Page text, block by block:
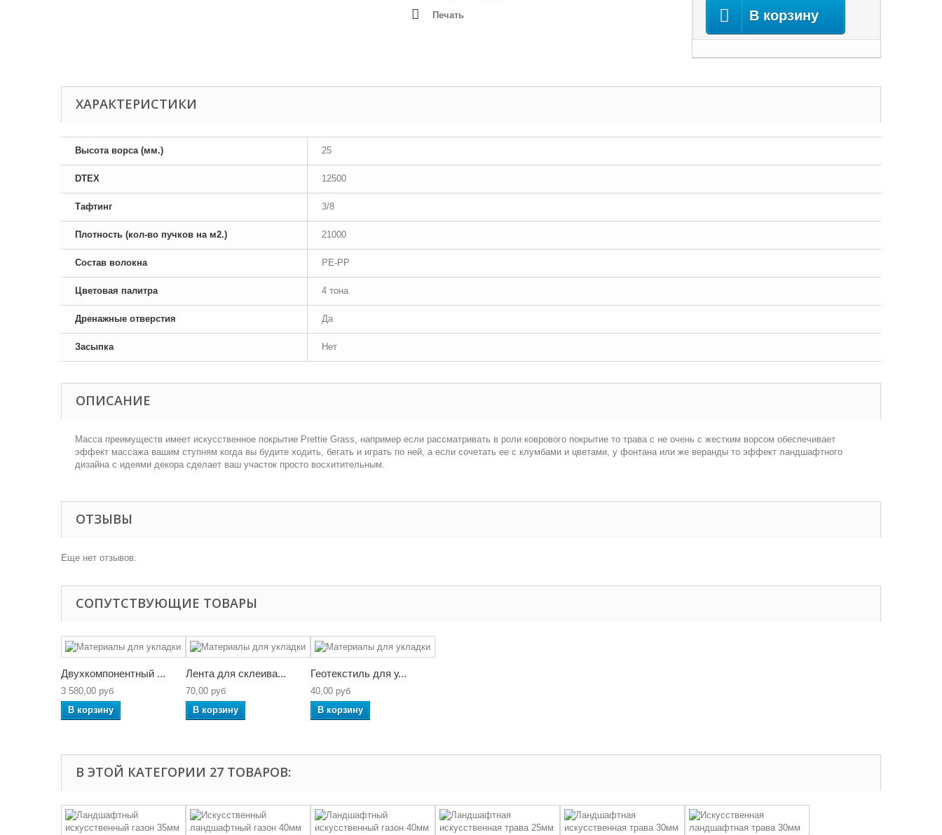
Печать
В корзину
ХАРАКТЕРИСТИКИ
Высота ворса (мм.) 25
DTEX 12500
Тафтинг 3/8
Плотность (кол-во пучков на м2.) 21000
Состав волокна PE-PP
Цветовая палитра 4 тона
Дренажные отверстия Да
Засыпка Нет
ОПИСАНИЕ
Масса преимуществ имеет искусственное покрытие Prettie Grass, например если рассматривать в роли коврового покрытие то трава с не очень с жестким ворсом обеспечивает
эффект массажа вашим ступням когда вы будите ходить, бегать и играть по ней, а если сочетать ее с клумбами и цветами, у фонтана или же веранды то эффект ландшафтного
дизайна с идеями декора сделает ваш участок просто восхитительным.
ОТЗЫВЫ
Еще нет отзывов.
СОПУТСТВУЮЩИЕ ТОВАРЫ
Двухкомпонентный ...
3 580,00 руб
В корзину
Лента для склеива...
70,00 руб
В корзину
Геотекстиль для у...
40,00 руб
В корзину
В ЭТОЙ КАТЕГОРИИ 27 ТОВАРОВ: